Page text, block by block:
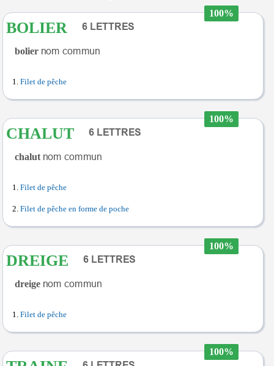
100%
BOLIER
bolier
Filet de pêche
100%
CHALUT
chalut
Filet de pêche
Filet de pêche en forme de poche
100%
DREIGE
dreige
Filet de pêche
100%